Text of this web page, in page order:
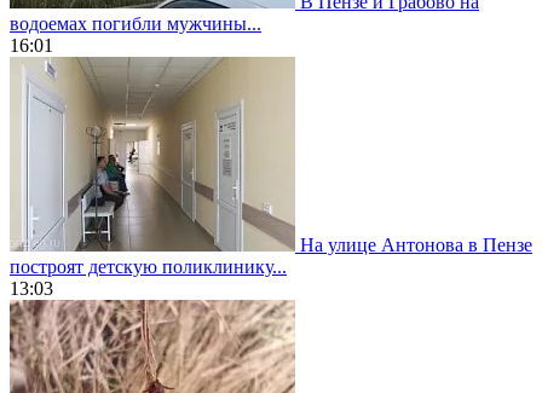
водоемах погибли мужчины...
16:01
На улице Антонова в Пензе
построят детскую поликлинику...
13:03